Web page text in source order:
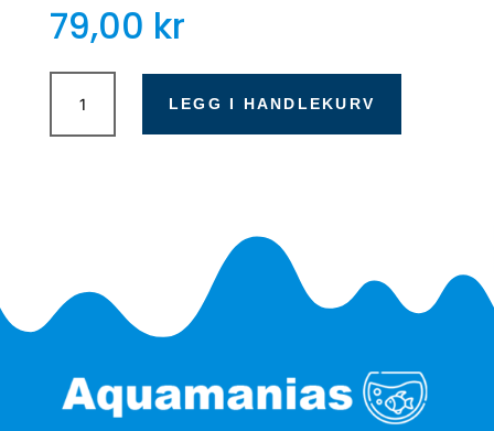
79,00 kr
JBL
ProNovo
Crabs
LEGG I HANDLEKURV